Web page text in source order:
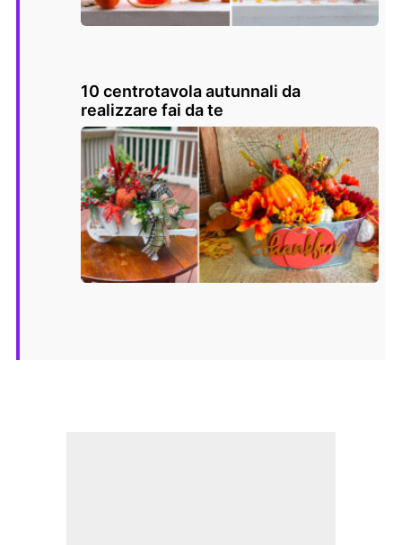
10 centrotavola autunnali da
realizzare fai da te